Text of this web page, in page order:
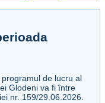
, programul de lucru al
Glodeni va fi între
nr. 159/29.06.2026.